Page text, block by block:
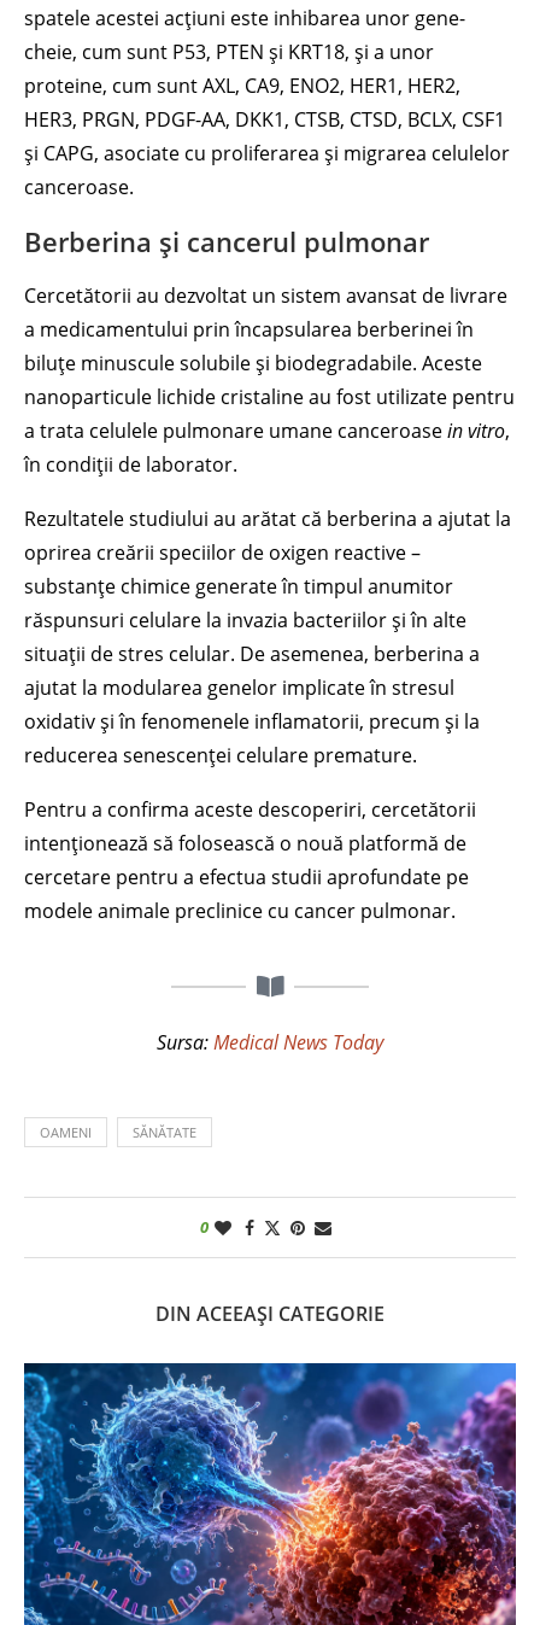
spatele acestei acțiuni este inhibarea unor gene-
cheie, cum sunt P53, PTEN și KRT18, și a unor
proteine, cum sunt AXL, CA9, ENO2, HER1, HER2,
HER3, PRGN, PDGF-AA, DKK1, CTSB, CTSD, BCLX, CSF1
și CAPG, asociate cu proliferarea și migrarea celulelor
canceroase.
Berberina și cancerul pulmonar
Cercetătorii au dezvoltat un sistem avansat de livrare
a medicamentului prin încapsularea berberinei în
biluțe minuscule solubile și biodegradabile. Aceste
nanoparticule lichide cristaline au fost utilizate pentru
a trata celulele pulmonare umane canceroasein vitro,
în condiții de laborator.
Rezultatele studiului au arătat că berberina a ajutat la
oprirea creării speciilor de oxigen reactive –
substanțe chimice generate în timpul anumitor
răspunsuri celulare la invazia bacteriilor și în alte
situații de stres celular. De asemenea, berberina a
ajutat la modularea genelor implicate în stresul
oxidativ și în fenomenele inflamatorii, precum și la
reducerea senescenței celulare premature.
Pentru a confirma aceste descoperiri, cercetătorii
intenționează să folosească o nouă platformă de
cercetare pentru a efectua studii aprofundate pe
modele animale preclinice cu cancer pulmonar.
Sursa:Medical News Today
OAMENI SĂNĂTATE
0
DIN ACEEAȘI CATEGORIE